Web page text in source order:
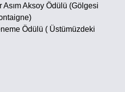
Aksoy Ödülü (Gölgesi
Ödülü ( Üstümüzdeki